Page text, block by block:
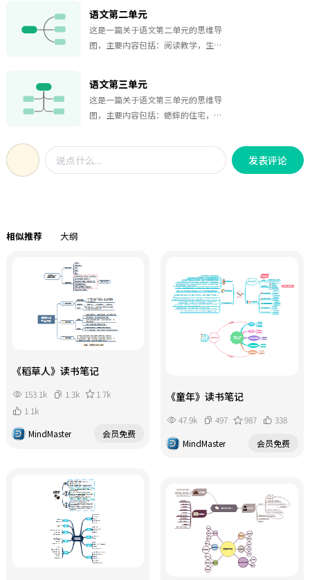
数化分数，分数的运算，小数化分数
方法，分数除法解决问题。
语文第二单元
这是一篇关于语文第二单元的思维导
图，主要内容包括：阅读教学，生字
的同学，可以收藏下哟。
语文第三单元
这是一篇关于语文第三单元的思维导
图，主要内容包括：蟋蟀的住宅，爬
所有核心内容，非常方便大家学习，
有需要的同学，可以收藏下哟。
发表评论
相似推荐 大纲
《稻草人》读书笔记
153.1k 1.3k
1.7k
1.1k
MindMaster
会员免费
《童年》读书笔记
47.9k 497 987
338
MindMaster
会员免费